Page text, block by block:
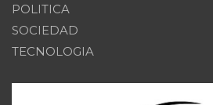
POLITICA
SOCIEDAD
TECNOLOGIA